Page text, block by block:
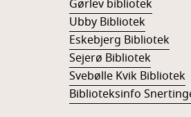
Gørlev bibliotek
Ubby Bibliotek
Eskebjerg Bibliotek
Sejerø Bibliotek
Svebølle Kvik Bibliotek
Biblioteksinfo